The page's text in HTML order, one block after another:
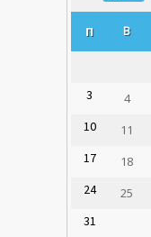
П В
3
4
10
11
17
18
24
25
31